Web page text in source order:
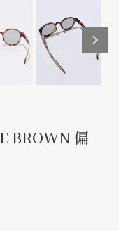
BROWN 偏